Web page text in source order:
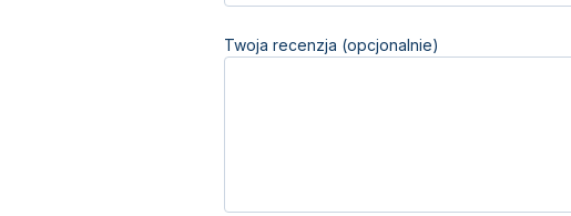
Twoja recenzja (opcjonalnie)